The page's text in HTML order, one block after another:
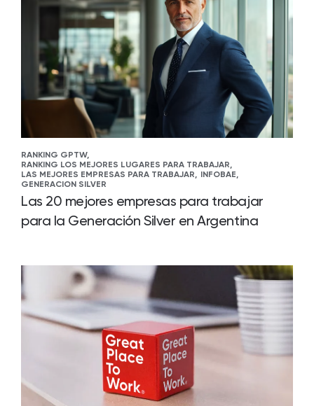
RANKING GPTW,
RANKING LOS MEJORES LUGARES PARA TRABAJAR,
LAS MEJORES EMPRESAS PARA TRABAJAR, INFOBAE,
GENERACION SILVER
Las 20 mejores empresas para trabajar
para la Generación Silver en Argentina